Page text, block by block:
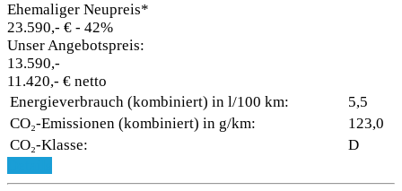
Ehemaliger Neupreis*
23.590,- € - 42%
Unser Angebotspreis:
13.590,-
11.420,- € netto
Energieverbrauch (kombiniert) in l/100 km:
5,5
CO₂-Emissionen (kombiniert) in g/km:
123,0
CO₂-Klasse:
D